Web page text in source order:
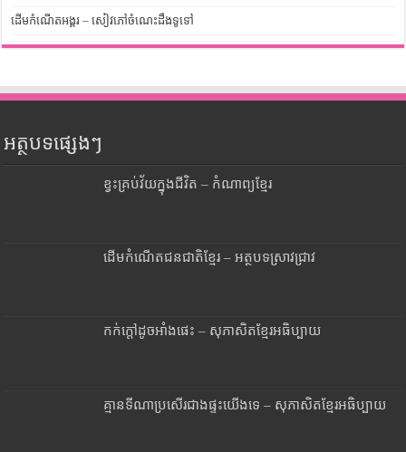
ដើមកំណើតអង្គរ – សៀវភៅចំណេះដឹងទូទៅ
អត្ថបទផ្សេងៗ
ខ្វះគ្រប់វ័យក្នុងជីវិត – កំណាព្យខ្មែរ
ដើមកំណើតជនជាតិខ្មែរ – អត្ថបទស្រាវជ្រាវ
កក់ក្តៅដូចអាំងផេះ – សុភាសិតខ្មែរអធិប្បាយ
គ្មានទីណាប្រសើរជាងផ្ទះយើងទេ – សុភាសិតខ្មែរអធិប្បាយ